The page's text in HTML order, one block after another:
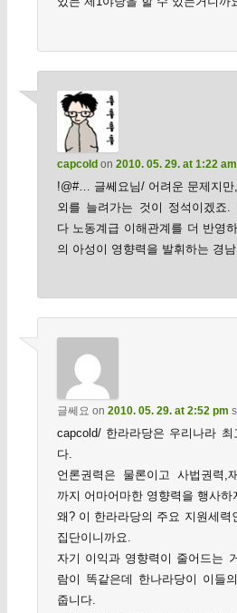
capcold on 2010. 05. 29. at 1:22 am
!@#… 글쎄요님/ 어려운 문제지만,
외를 늘려가는 것이 정석이겠죠.
다 노동계급 이해관계를 더 반영
의 아성이 영향력을 발휘하는 경
글쎄요 on 2010. 05. 29. at 2:52 pm
capcold/ 한라라당은 우리나라 최
다.
언론권력은 물론이고 사법권력,
까지 어마어마한 영향력을 행사하
왜? 이 한라라당의 주요 지원세력
집단이니까요.
자기 이익과 영향력이 줄어드는
람이 똑같은데 한나라당이 이들
줍니다.